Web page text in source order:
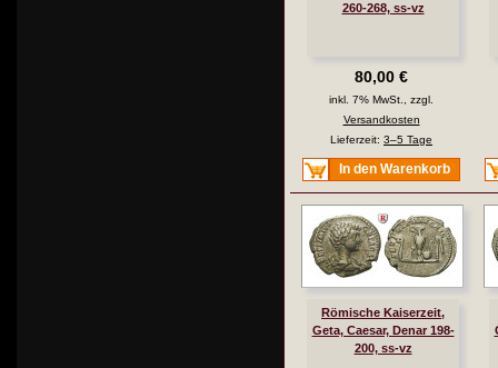
260-268, ss-vz
80,00 €
inkl. 7% MwSt., zzgl.
Versandkosten
Lieferzeit: 3–5 Tage
In den Warenkorb
Römische Kaiserzeit,
Geta, Caesar, Denar 198-
200, ss-vz